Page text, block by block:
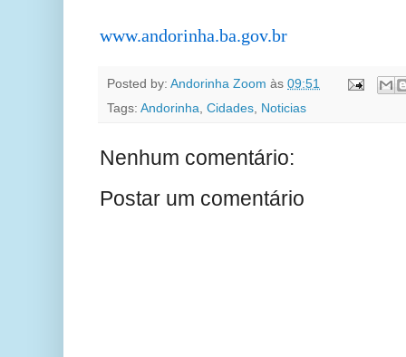
www.andorinha.ba.gov.br
Posted by: Andorinha Zoom às 09:51
Tags: Andorinha Cidades Noticias
Nenhum comentário:
Postar um comentário